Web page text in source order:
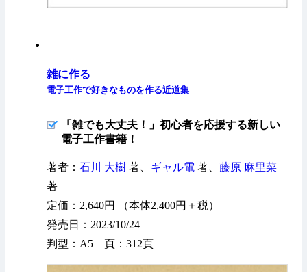
雑に作る
電子工作で好きなものを作る近道集
「雑でも大丈夫！」初心者を応援する新しい
電子工作書籍！
著者： 石川 大樹 著、 ギャル電 著、 藤原 麻里菜
著
定価：2,640円 （本体2,400円＋税）
発売日：2023/10/24
判型：A5 頁：312頁